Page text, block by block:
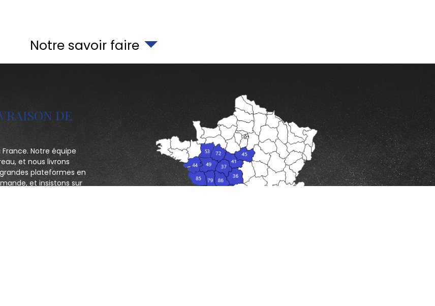
Notre savoir faire
DE
Notre équipe
et nous livrons
plateformes en
et insistons sur